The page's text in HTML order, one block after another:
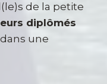
de la petite
diplômés
une